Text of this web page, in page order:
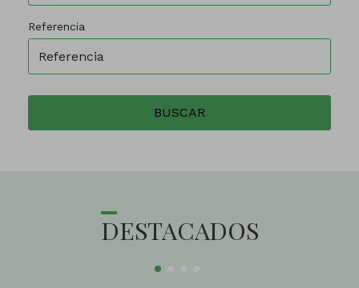
Referencia
BUSCAR
DESTACADOS